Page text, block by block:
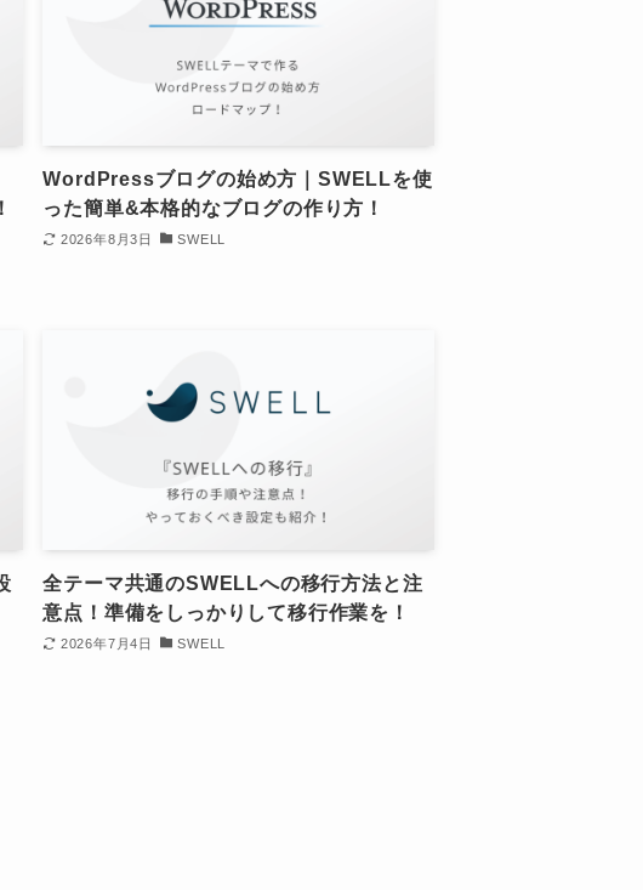
WordPressブログの始め方｜SWELLを使
った簡単&本格的なブログの作り方！
2026年8月3日 SWELL
全テーマ共通のSWELLへの移行方法と注
意点！準備をしっかりして移行作業を！
2026年7月4日 SWELL